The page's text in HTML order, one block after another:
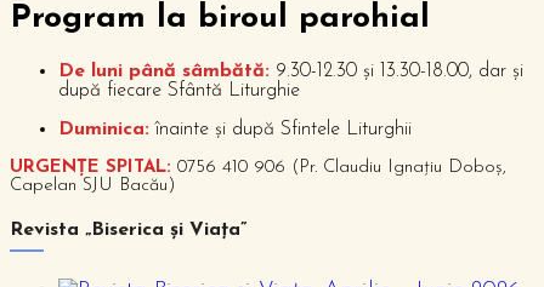
Program la biroul parohial
De luni până sâmbătă: 9.30-12.30 și 13.30-18.00, dar și
după fiecare Sfântă Liturghie
Duminica: înainte și după Sfintele Liturghii
URGENȚE SPITAL: 0756 410 906 (Pr. Claudiu Ignațiu Doboș,
Capelan SJU Bacău)
Revista „Biserica și Viața”